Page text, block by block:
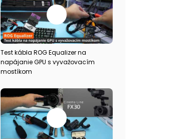
Test kábla ROG Equalizer na
napájanie GPU s vyvažovacím
mostíkom